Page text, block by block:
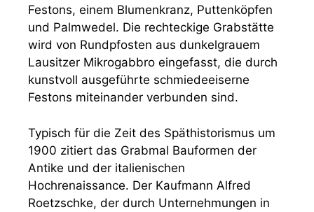
Festons, einem Blumenkranz, Puttenköpfen
und Palmwedel. Die rechteckige Grabstätte
wird von Rundpfosten aus dunkelgrauem
Lausitzer Mikrogabbro eingefasst, die durch
kunstvoll ausgeführte schmiedeeiserne
Festons miteinander verbunden sind.
Typisch für die Zeit des Späthistorismus um
1900 zitiert das Grabmal Bauformen der
Antike und der italienischen
Hochrenaissance. Der Kaufmann Alfred
Roetzschke, der durch Unternehmungen in